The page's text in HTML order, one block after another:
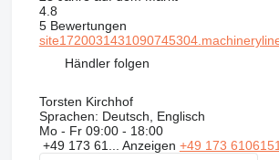
4.8
5 Bewertungen
Händler folgen
Torsten Kirchhof
Sprachen: Deutsch, Englisch
Mo - Fr 09:00 - 18:00
+49 173 61... Anzeigen +49 173 6106151